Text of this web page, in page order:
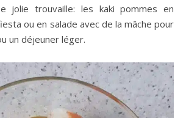
jolie trouvaille: les kaki pommes en
ou en salade avec de la mâche pour
un déjeuner léger.